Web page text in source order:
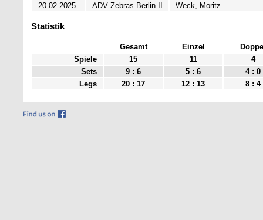
20.02.2025
ADV Zebras Berlin II Weck, Moritz
Statistik
Gesamt Einzel
Spiele
15 11
4
Sets
9 : 6 5 : 6
4 : 0
Legs
20 : 17 12 : 13 8 : 4